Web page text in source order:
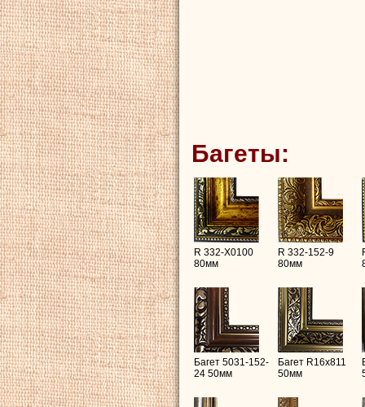
Багеты:
R 332-X0100
80мм
R 332-152-9
80мм
Багет 5031-152-
24 50мм
Багет R16х811
50мм